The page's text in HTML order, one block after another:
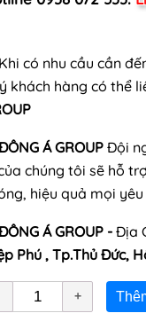
có nhu cầu cần
khách hàng có thể
Á GROUP Đội
chúng tôi sẽ hỗ
hiệu quả mọi yêu
Á GROUP -Địa
Phú , Tp.Thủ Đức,